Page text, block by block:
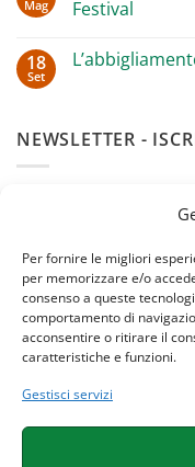
Per fornire le migliori
per memorizzare e/o
consenso a queste
comportamento di
acconsentire o ritirare il
caratteristiche e funzioni.
Gestisci servizi
Wenzhou
per
il
successo
ad
Luca
Mag
Festival
su
edizione
del
18
Set
VINTAGE
NEWSLETTER -
aggiornato sugli
gli eventi "off"
Confermo di aver